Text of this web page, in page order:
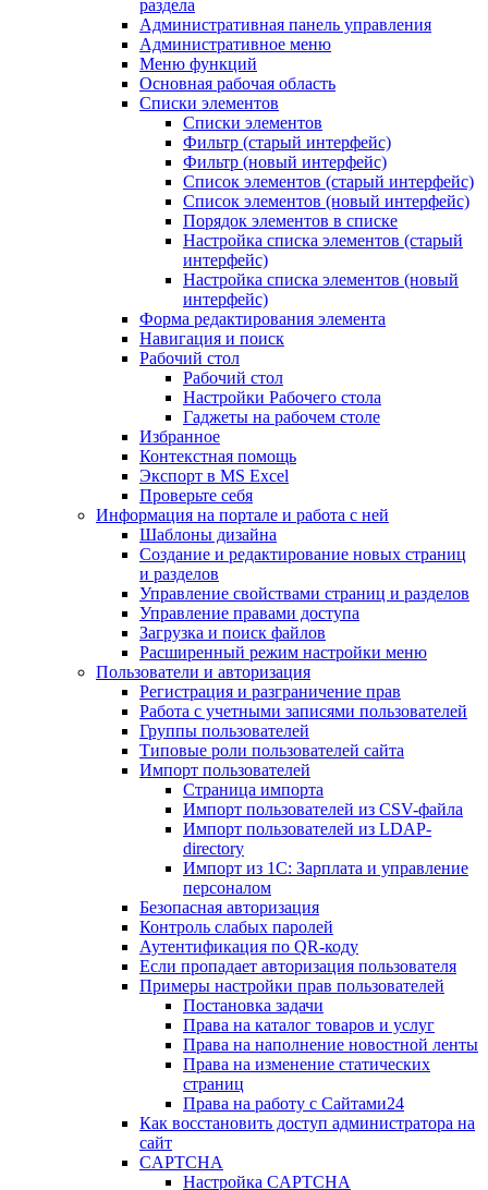
раздела
Административная панель управления
Административное меню
Меню функций
Основная рабочая область
Списки элементов
Списки элементов
Фильтр (старый интерфейс)
Фильтр (новый интерфейс)
Список элементов (старый интерфейс)
Список элементов (новый интерфейс)
Порядок элементов в списке
Настройка списка элементов (старый
интерфейс)
Настройка списка элементов (новый
интерфейс)
Форма редактирования элемента
Навигация и поиск
Рабочий стол
Рабочий стол
Настройки Рабочего стола
Гаджеты на рабочем столе
Избранное
Контекстная помощь
Экспорт в MS Excel
Проверьте себя
Информация на портале и работа с ней
Шаблоны дизайна
Создание и редактирование новых страниц
и разделов
Управление свойствами страниц и разделов
Управление правами доступа
Загрузка и поиск файлов
Расширенный режим настройки меню
Пользователи и авторизация
Регистрация и разграничение прав
Работа с учетными записями пользователей
Группы пользователей
Типовые роли пользователей сайта
Импорт пользователей
Страница импорта
Импорт пользователей из CSV-файла
Импорт пользователей из LDAP-
directory
Импорт из 1С: Зарплата и управление
персоналом
Безопасная авторизация
Контроль слабых паролей
Аутентификация по QR-коду
Если пропадает авторизация пользователя
Примеры настройки прав пользователей
Постановка задачи
Права на каталог товаров и услуг
Права на наполнение новостной ленты
Права на изменение статических
страниц
Права на работу с Сайтами24
Как восстановить доступ администратора на
сайт
CAPTCHA
Настройка CAPTCHA